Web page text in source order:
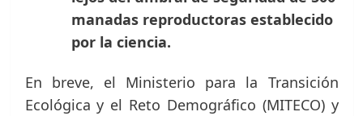
manadas reproductoras establecido
por la ciencia.
En breve, el Ministerio para la Transición
Ecológica y el Reto Demográfico (MITECO) y